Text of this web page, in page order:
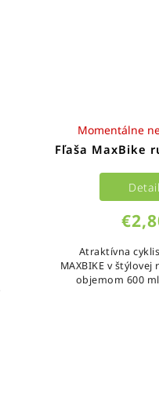
Fľaša MaxBike
Momentálne
Detail
Atraktívna
MAXBIKE v štýlovej
objemom 600